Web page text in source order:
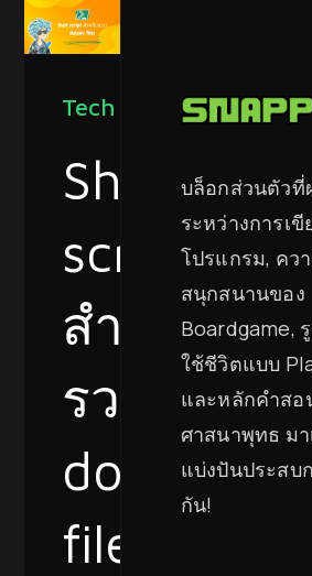
Tech
Shell
script
สำหรับ
รวม
dotenv
files
บล็อกส่วนตัวที่
ระหว่างการเขี
โปรแกรม, คว
สนุกสนานของ
Boardgame,
ใช้ชีวิตแบบ
และหลักคำสอ
ศาสนาพุทธ มา
แบ่งปันประสบ
กัน!